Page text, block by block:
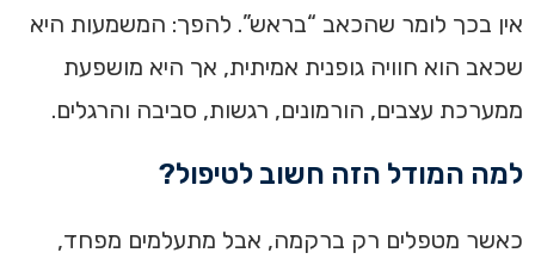
אין בכך לומר שהכאב “בראש”. להפך: המשמעות היא
שכאב הוא חוויה גופנית אמיתית, אך היא מושפעת
ממערכת עצבים, הורמונים, רגשות, סביבה והרגלים.
למה המודל הזה חשוב לטיפול?
כאשר מטפלים רק ברקמה, אבל מתעלמים מפחד,